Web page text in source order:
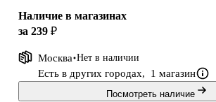
промежуточный и итоговый контроль
подготовиться к ОГЭ, обобщить и
Адресовано учителям и учащимся 9 классов
общеобразовательной школы. Может
подготовки к ЕГЭ в 10-11 классах п
Наличие в магазинах
за 239 ₽
Москва Нет в наличии
Есть в других городах, 1 магазин
Посмотреть наличие